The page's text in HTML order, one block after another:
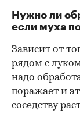
Нужно ли
если муха
Зависит от
рядом с
надо
поражает и
соседству